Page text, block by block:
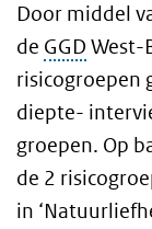
Door middel
de GGD West-
risicogroepen
diepte-
groepen. Op
de 2
in